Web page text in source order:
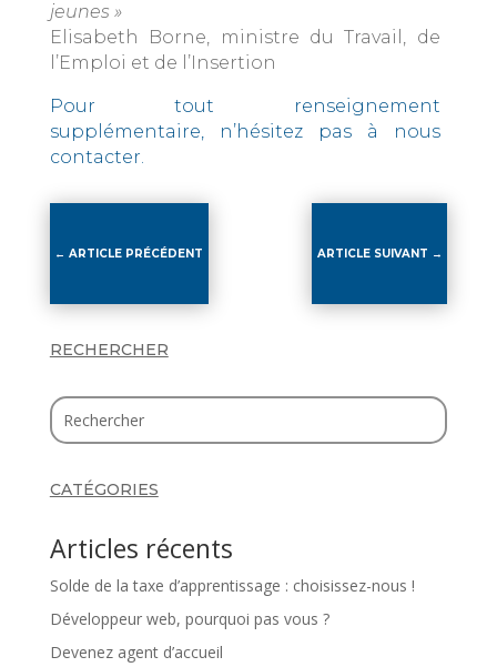
jeunes »
Elisabeth Borne, ministre du Travail, de
l’Emploi et de l’Insertion
Pour tout renseignement
supplémentaire, n’hésitez pas à nous
contacter.
←ARTICLE PRÉCÉDENT ARTICLE SUIVANT →
RECHERCHER
CATÉGORIES
Articles récents
Solde de la taxe d’apprentissage : choisissez-nous !
Développeur web, pourquoi pas vous ?
Devenez agent d’accueil